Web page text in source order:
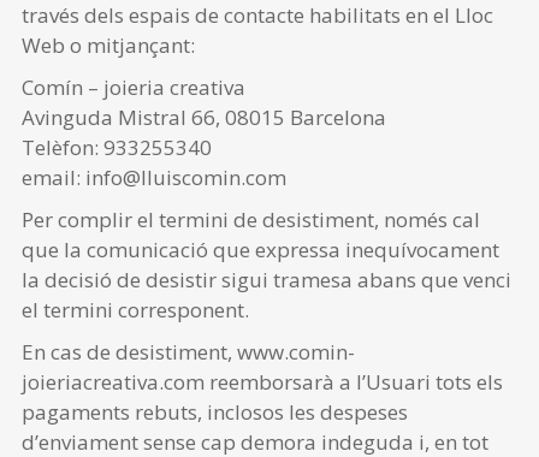
través dels espais de contacte habilitats en el Lloc
Web o mitjançant:
Comín – joieria creativa
Avinguda Mistral 66, 08015 Barcelona
Telèfon: 933255340
email: info@lluiscomin.com
Per complir el termini de desistiment, només cal
que la comunicació que expressa inequívocament
la decisió de desistir sigui tramesa abans que venci
el termini corresponent.
En cas de desistiment, www.comin-
joieriacreativa.com reemborsarà a l’Usuari tots els
pagaments rebuts, inclosos les despeses
d’enviament sense cap demora indeguda i, en tot